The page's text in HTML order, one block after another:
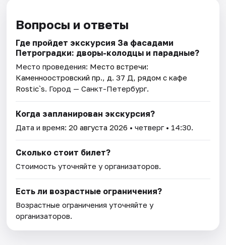
Вопросы и ответы
Где пройдет экскурсия За фасадами
Петроградки: дворы-колодцы и парадные?
Место проведения: Место встречи:
Каменноостровский пр., д. 37 Д, рядом с кафе
Rostic`s. Город — Санкт-Петербург.
Когда запланирован экскурсия?
Дата и время:20 августа 2026 • четверг • 14:30.
Сколько стоит билет?
Стоимость уточняйте у организаторов.
Есть ли возрастные ограничения?
Возрастные ограничения уточняйте у
организаторов.